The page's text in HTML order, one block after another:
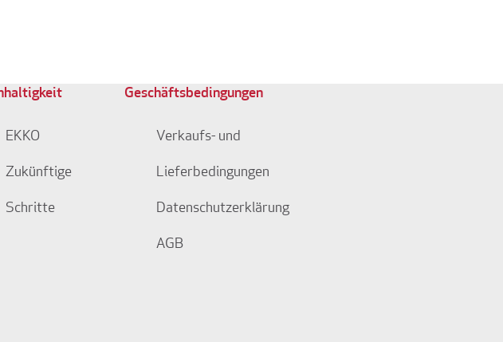
EKKO
Zukünftige
Schritte
Geschäftsbedingungen
Verkaufs- und
Lieferbedingungen
Datenschutzerklärung
AGB